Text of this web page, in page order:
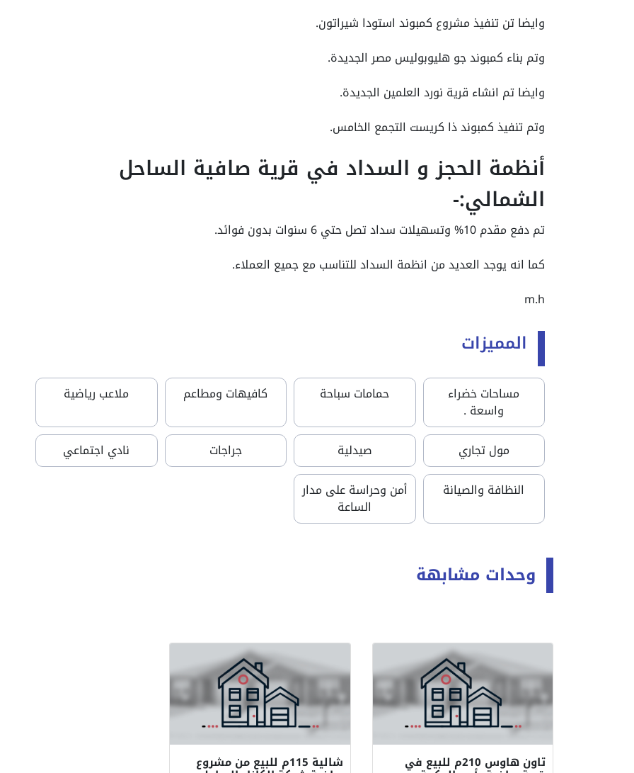
وايضا تن تنفيذ مشروع كمبوند استودا شيراتون.
وتم بناء كمبوند جو هليوبوليس مصر الجديدة.
وايضا تم انشاء قرية نورد العلمين الجديدة.
وتم تنفيذ كمبوند ذا كريست التجمع الخامس.
أنظمة الحجز و السداد في قرية صافية الساحل
الشمالي:-
تم دفع مقدم 10% وتسهيلات سداد تصل حتي 6 سنوات بدون فوائد.
كما انه يوجد العديد من انظمة السداد للتناسب مع جميع العملاء.
m.h
المميزات
مساحات خضراء
واسعة .
حمامات سباحة كافيهات ومطاعم ملاعب رياضية
مول تجاري صيدلية جراجات
نادي اجتماعي
النظافة والصيانة
أمن وحراسة على مدار
الساعة
وحدات مشابهة
تاون هاوس 210م للبيع في شالية 115م للبيع من مشروع